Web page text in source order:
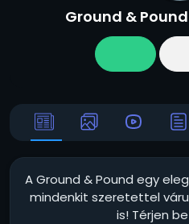
Ground &
A Ground & Pound egy
mindenkit szeretettel
is! Térjen